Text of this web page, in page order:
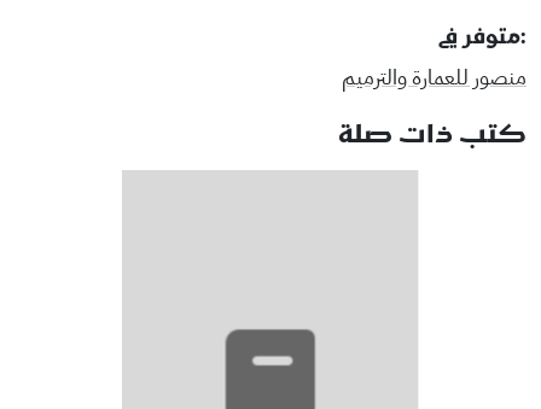
:متوفر في
منصور للعمارة والترميم
كتب ذات صلة